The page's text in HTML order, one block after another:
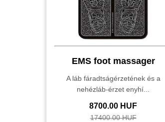
EMS foot massager
A láb fáradtságérzetének és a
nehézláb-érzet enyhí...
8700.00 HUF
17400.00 HUF